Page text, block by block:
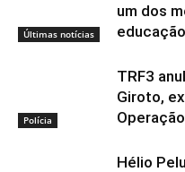
Últimas notícias
um dos
Polícia
TRF3
Giroto,
Hélio